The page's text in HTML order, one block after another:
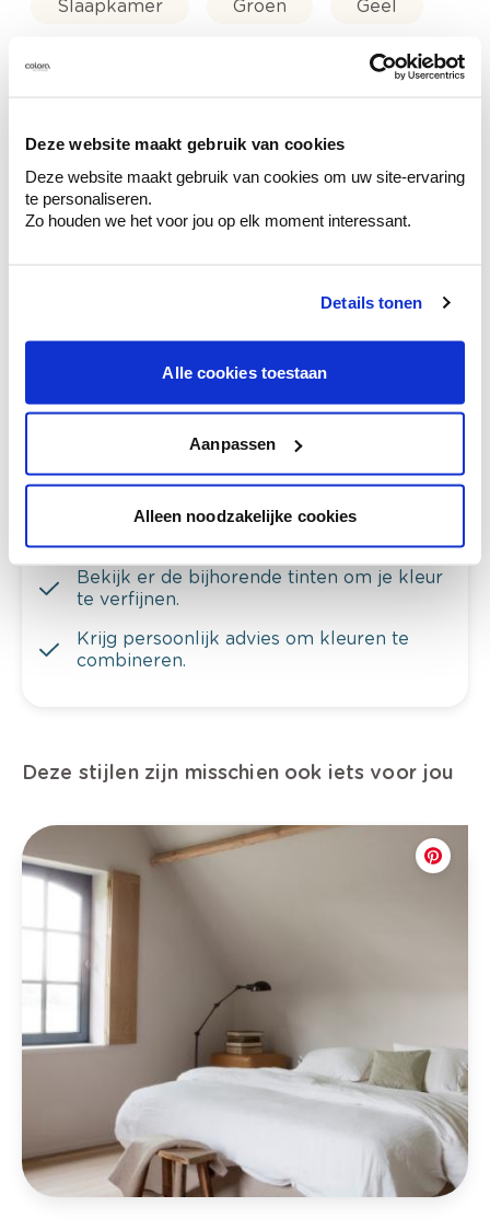
Deze website maakt gebruik van cookies
Deze website maakt gebruik van cookies om uw site-ervaring
te personaliseren.
Zo houden we het voor jou op elk moment interessant.
Details tonen
Alle cookies toestaan
Aanpassen
Alleen noodzakelijke cookies
Slaapkamer Groen Geel
Ga samen met de kleuradviseur door je
Krijg ineens een technologische check-up
van je muren.
Bekijk je kleur in de winkel
Ontdek er kleurechte stalen van je
Bekijk er de bijhorende tinten om je kleur
te verfijnen.
Krijg persoonlijk advies om kleuren te
combineren.
Deze stijlen zijn misschien ook iets voor jou